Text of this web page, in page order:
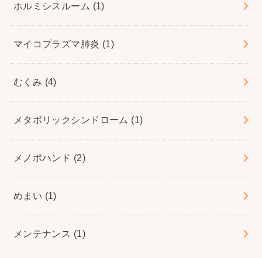
ホルミシスルーム (1)
マイコプラズマ肺炎 (1)
むくみ (4)
メタボリックシンドローム (1)
メノポハンド (2)
めまい (1)
メンテナンス (1)